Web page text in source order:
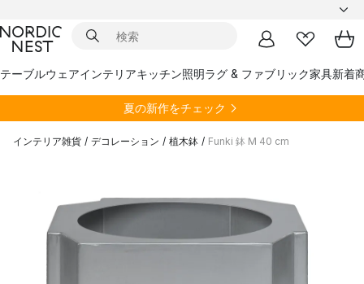
テーブルウェアインテリアキッチン照明ラグ & ファブリック家具新着
夏の新作をチェック
インテリア雑貨 / デコレーション / 植木鉢 / Funki 鉢 M 40 cm